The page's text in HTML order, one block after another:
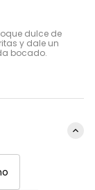
dulce de
y dale un
bocado.